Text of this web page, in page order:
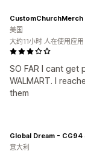
SO FAR I cant
WALMART. I
them
CustomChurchMerch
美国
大约11小时 人在使用应用
Global Dream - CG94
意大利